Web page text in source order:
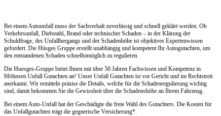
Bei einem Autounfall muss der Sachverhalt zuverlässig und schnell geklärt werden. Ob
Verkehrsunfall, Diebstahl, Brand oder technischer Schaden – in der Klärung der
Schuldfrage, des Unfallhergangs und der Schadenhöhe ist objektives Expertenwissen
gefordert. Die Hüsges Gruppe erstellt unabhängig und kompetent Ihr Autogutachten, um
den entstandenen Schaden schnellstmöglich zu regulieren.
Die Huesges-Gruppe bietet Ihnen mit über 50 Jahren Fachwissen und Kompetenz in
Möhnsen Unfall Gutachten an! Unser Unfall Gutachten ist vor Gericht und im Rechtstreit
anerkannt. Wir ermitteln präzise die Details, welche für die Schadenregulierung wichtig
sind, damit bekommen Sie die Gewissheit über die Schadenshöhe an Ihrem Fahrzeug.
Bei einem Auto-Unfall hat der Geschädigte die freie Wahl des Gutachters. Die Kosten für
das Unfallgutachten trägt die gegnerische Versicherung*.